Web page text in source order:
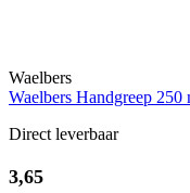
Waelbers
Waelbers Handgreep
Direct leverbaar
3,65